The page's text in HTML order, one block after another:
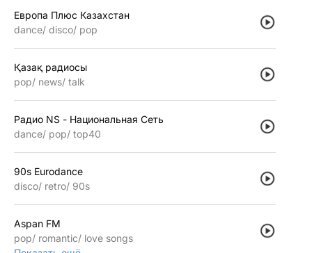
Европа Плюс Казахстан
dance disco pop
Қазақ радиосы
pop
news talk
Радио NS - Национальная Сеть
dance pop top40
90s Eurodance
disco retro 90s
Aspan FM
pop
romantic
love songs